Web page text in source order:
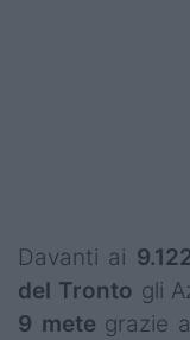
Davanti ai
del Tronto gli
9 mete grazie